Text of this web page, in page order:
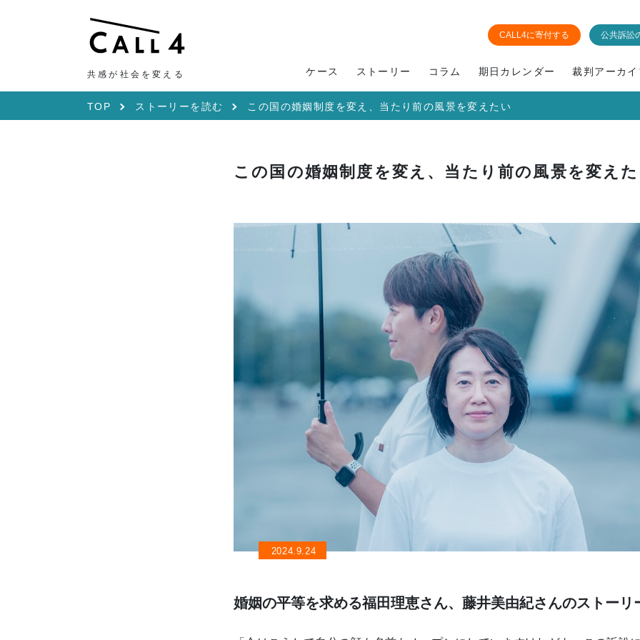
CALL4に寄付する 公共訴訟
共感が社会を変える ケース ストーリー コラム 期日カレンダー 裁判アーカ
TOP ストーリーを読む この国の婚姻制度を変え、当たり前の風景を変えたい
この国の婚姻制度を変え、当たり前の風景を変え
2024.9.24
婚姻の平等を求める福田理恵さん、藤井美由紀さんのストーリ